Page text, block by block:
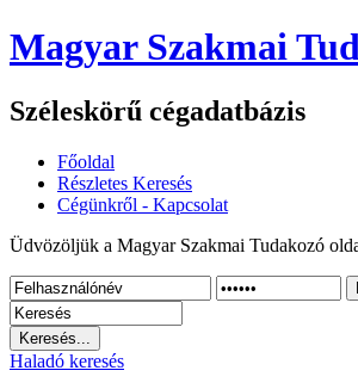
Magyar Szakmai
Széleskörű cégadatbázis
Főoldal
Részletes Keresés
Cégünkről - Kapcsolat
Üdvözöljük a Magyar Szakmai Tudakozó
Haladó keresés